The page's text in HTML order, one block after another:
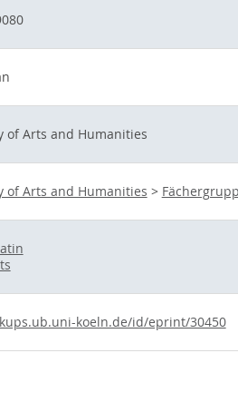
of Arts and Humanities
of Arts and Humanities >
koeln.de/id/eprint/30450